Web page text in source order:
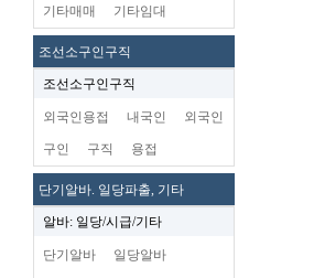
기타매매 기타임대
조선소구인구직
조선소구인구직
외국인용접 내국인 외국인
구인 구직 용접
단기알바. 일당파출, 기타
알바: 일당/시급/기타
단기알바 일당알바